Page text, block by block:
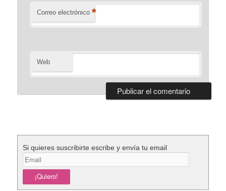
Correo electrónico *
Web
Si quieres suscribirte escribe y envía tu email